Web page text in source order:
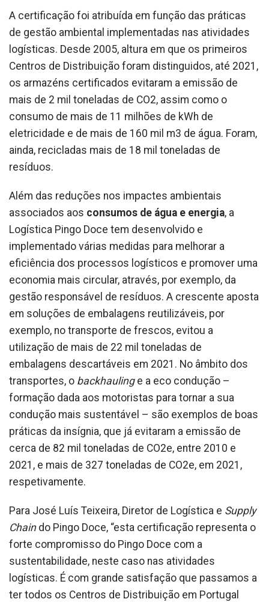
A certificação foi atribuída em função das práticas
de gestão ambiental implementadas nas atividades
logísticas. Desde 2005, altura em que os primeiros
Centros de Distribuição foram distinguidos, até 2021,
os armazéns certificados evitaram a emissão de
mais de 2 mil toneladas de CO2, assim como o
consumo de mais de 11 milhões de kWh de
eletricidade e de mais de 160 mil m3 de água. Foram,
ainda, recicladas mais de 18 mil toneladas de
resíduos.
Além das reduções nos impactes ambientais
associados aos consumos de água e energia, a
Logística Pingo Doce tem desenvolvido e
implementado várias medidas para melhorar a
eficiência dos processos logísticos e promover uma
economia mais circular, através, por exemplo, da
gestão responsável de resíduos. A crescente aposta
em soluções de embalagens reutilizáveis, por
exemplo, no transporte de frescos, evitou a
utilização de mais de 22 mil toneladas de
embalagens descartáveis em 2021. No âmbito dos
transportes, o backhauling e a eco condução –
formação dada aos motoristas para tornar a sua
condução mais sustentável – são exemplos de boas
práticas da insígnia, que já evitaram a emissão de
cerca de 82 mil toneladas de CO2e, entre 2010 e
2021, e mais de 327 toneladas de CO2e, em 2021,
respetivamente.
Para José Luís Teixeira, Diretor de Logística e Supply
Chaindo Pingo Doce, “esta certificação representa o
forte compromisso do Pingo Doce com a
sustentabilidade, neste caso nas atividades
logísticas. É com grande satisfação que passamos a
ter todos os Centros de Distribuição em Portugal